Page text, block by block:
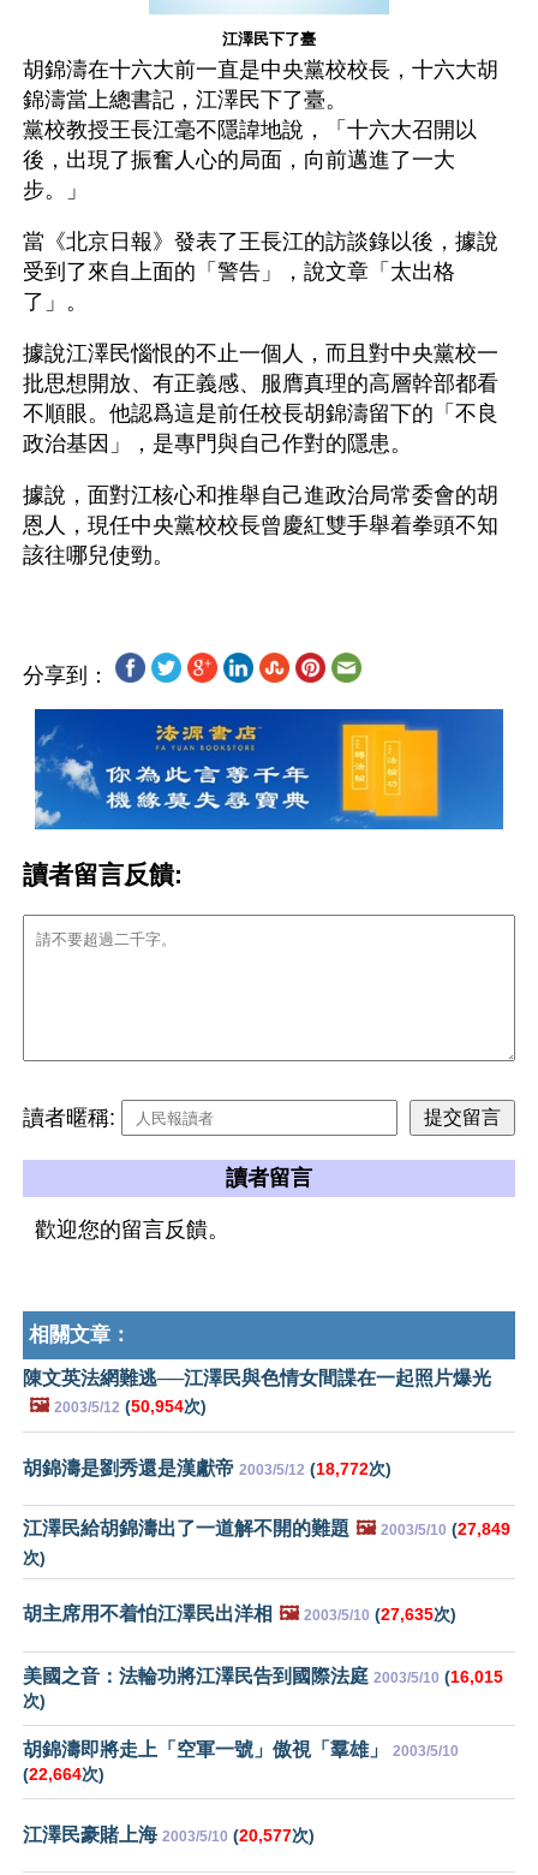
江澤民下了臺
胡錦濤在十六大前一直是中央黨校校長，十六大胡
錦濤當上總書記，江澤民下了臺。
黨校教授王長江毫不隱諱地說，「十六大召開以
後，出現了振奮人心的局面，向前邁進了一大
步。」
當《北京日報》發表了王長江的訪談錄以後，據說
受到了來自上面的「警告」，說文章「太出格
了」。
據說江澤民惱恨的不止一個人，而且對中央黨校一
批思想開放、有正義感、服膺真理的高層幹部都看
不順眼。他認爲這是前任校長胡錦濤留下的「不良
政治基因」，是專門與自己作對的隱患。
據說，面對江核心和推舉自己進政治局常委會的胡
恩人，現任中央黨校校長曾慶紅雙手舉着拳頭不知
分享到：
讀者留言反饋:
讀者暱稱:
讀者留言
歡迎您的留言反饋。
相關文章：
陳文英法網難逃──江澤民與色情女間諜在一起照片爆光
🖼️ 2003/5/12 (50,954次)
胡錦濤是劉秀還是漢獻帝 2003/5/12 (18,772次)
江澤民給胡錦濤出了一道解不開的難題 🖼️ 2003/5/10 (27,849
次)
胡主席用不着怕江澤民出洋相 🖼️ 2003/5/10 (27,635次)
美國之音：法輪功將江澤民告到國際法庭 2003/5/10 (16,015
次)
胡錦濤即將走上「空軍一號」傲視「羣雄」 2003/5/10
(22,664次)
江澤民豪賭上海 2003/5/10 (20,577次)